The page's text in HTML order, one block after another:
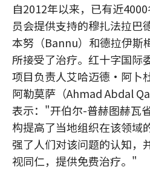
自2012年以来，已有近
员会提供支持的穆扎法拉巴
本努（Bannu）和德拉伊斯
所接受了治疗。红十字国际
项目负责人艾哈迈德·阿
阿勒莫萨（Ahmad Abdal
表示："开伯尔-普赫图赫瓦
构提高了当地组织在该领域
强了人们对该问题的认知，
视同仁，提供免费治疗。"